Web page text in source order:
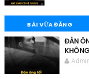
BÀI VỪA ĐĂNG
ĐÀN
Admin